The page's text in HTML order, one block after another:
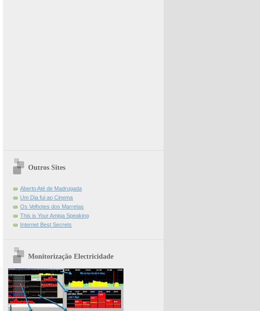
Outros Sites
Aberto Até de Madrugada
Um Dia fui ao Cinema
Os Velhotes dos Marretas
This is Your Amiga Speaking
Internet Best Secrets
Monitorização Electricidade